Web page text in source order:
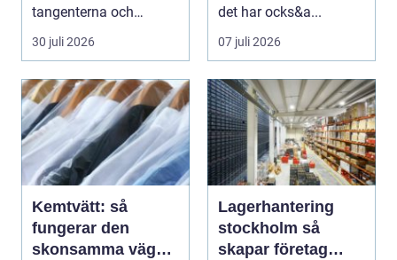
tangenterna och
stänga locket försikti...
30 juli 2026
det har ocks&a...
07 juli 2026
Kemtvätt: så
fungerar den
skonsamma vägen
Lagerhantering
stockholm så
skapar företag